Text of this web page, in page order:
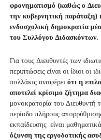
φρονηματισμό (καθώς ο
την κυβερνητική παράταξη)
ενδοσχολική δημοκρατία
του Συλλόγου Διδασκόντων.
Για τους Διευθυντές των
περιπτώσεις είναι οι ίδιοι οι
πολλάκις αναφέρει ότι η
αποτελεί κρίσιμο ζήτημα
μονοκρατορία του Διευθυντή
περίοδο πλήρους
εκπαίδευσης είναι
όξυνση της εργοδοτικής